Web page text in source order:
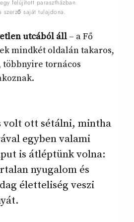
felújított parasztházban.
szerző saját tulajdona.
utcából áll – a Fő
mindkét oldalán takaros,
tornácos
volt ott sétálni, mintha
egyben valami
is átléptünk volna:
nyugalom és
életteliség veszi